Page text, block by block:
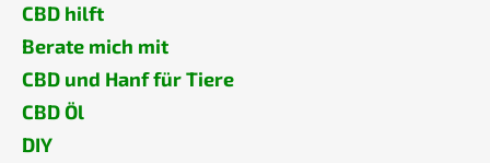
CBD hilft
Berate mich mit
CBD und Hanf für Tiere
CBD Öl
DIY